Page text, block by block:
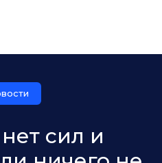
сил и